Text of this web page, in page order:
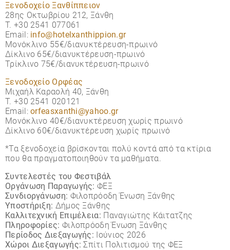
Ξενοδοχείο Ξανθίππειον
28ης Οκτωβρίου 212, Ξάνθη
Τ. +30 2541 077061
Email: info@hotelxanthippion.gr
Μονόκλινο 55€/διανυκτέρευση-πρωινό
Δίκλινο 65€/διανυκτέρευση-πρωινό
Τρίκλινο 75€/διανυκτέρευση-πρωινό​
Ξενοδοχείο Ορφέας
Μιχαήλ Καραολή 40, Ξάνθη
Τ. +30 2541 020121
Email:orfeasxanthi@yahoo.gr
Μονόκλινο 40€/διανυκτέρευση χωρίς πρωινό
Δίκλινο 60€/διανυκτέρευση χωρίς πρωινό
*Τα ξενοδοχεία βρίσκονται πολύ κοντά από τα κτίρια
που θα πραγματοποιηθούν τα μαθήματα.
Συντελεστές του Φεστιβάλ
Οργάνωση Παραγωγής: ΦΕΞ
Συνδιοργάνωση: Φιλοπρόοδη Ένωση Ξάνθης
Υποστήριξη: Δήμος Ξάνθης
Καλλιτεχνική Επιμέλεια: Παναγιώτης Κάιτατζης
Πληροφορίες: Φιλοπρόοδη Ένωση Ξάνθης
Περίοδος Διεξαγωγής: Ιούνιος 2026
Χώροι Διεξαγωγής:Σπίτι Πολιτισμού της ΦΕΞ